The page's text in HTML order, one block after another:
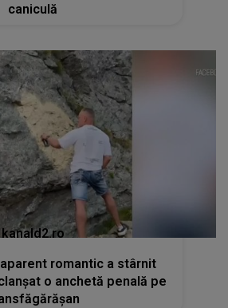
caniculă
kanald2.ro
romantic a stârnit
o anchetă penală pe